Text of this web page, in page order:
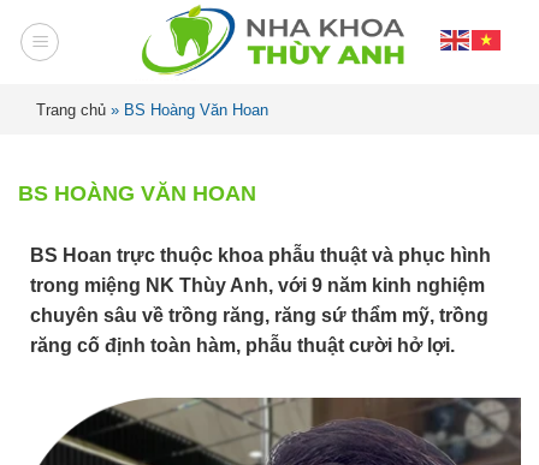
Trang chủ » BS Hoàng Văn Hoan
BS HOÀNG VĂN HOAN
BS Hoan trực thuộc khoa phẫu thuật và phục hình
trong miệng NK Thùy Anh, với 9 năm kinh nghiệm
chuyên sâu về trồng răng, răng sứ thẩm mỹ, trồng
răng cố định toàn hàm, phẫu thuật cười hở lợi.